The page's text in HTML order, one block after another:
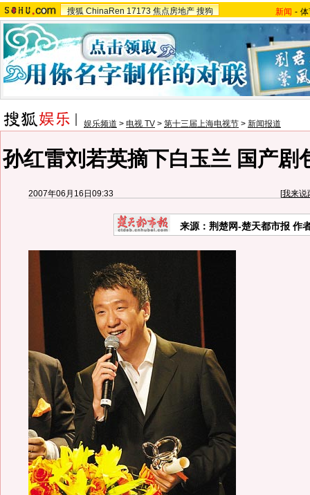
搜狐 ChinaRen 17173 焦点房地产 搜狗 新闻 -
娱乐频道 > 电视 TV > 第十三届上海电视节 > 新闻报道
孙红雷刘若英摘下白玉兰 国产剧
2007年06月16日09:33 [我来说
来源：荆楚网-楚天都市报 作